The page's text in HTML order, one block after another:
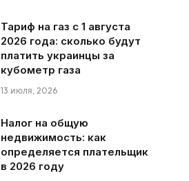
Тариф на газ с 1 августа
2026 года: сколько будут
платить украинцы за
кубометр газа
13 июля, 2026
Налог на общую
недвижимость: как
определяется плательщик
в 2026 году